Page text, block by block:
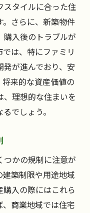
スタイルに合った住
。さらに、新築物件
購入後のトラブルが
は、特にファミリ
が進んでおり、安
来的な資産価値の
理想的な住まいを
でしょう。
かの規制に注意が
築制限や用途地域
入の際にはこれら
商業地域では住宅